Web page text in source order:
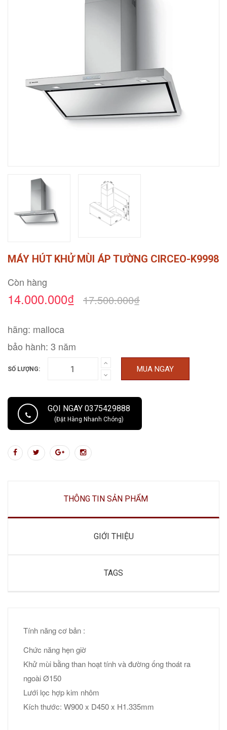
BẢNG GIÁ VẬT LIỆU
MÁY HÚT KHỬ MÙI ÁP TƯỜNG CIRCEO-K9998
Còn hàng
14.000.000₫ 17.500.000₫
hãng: malloca
bảo hành: 3 năm
SỐ LƯỢNG: MUA NGAY
GỌI NGAY 0375429888
(Đặt Hàng Nhanh Chóng)
THÔNG TIN SẢN PHẨM
GIỚI THIỆU
TAGS
Tính năng cơ bản :
Chức năng hẹn giờ
Khử mùi bằng than hoạt tính và đường ống thoát ra
ngoài Ø150
Lưới lọc hợp kim nhôm
Kích thước: W900 x D450 x H1.335mm